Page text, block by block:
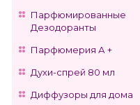
Парфюмированные
Дезодоранты
Парфюмерия А +
Духи-спрей 80 мл
Диффузоры для дома